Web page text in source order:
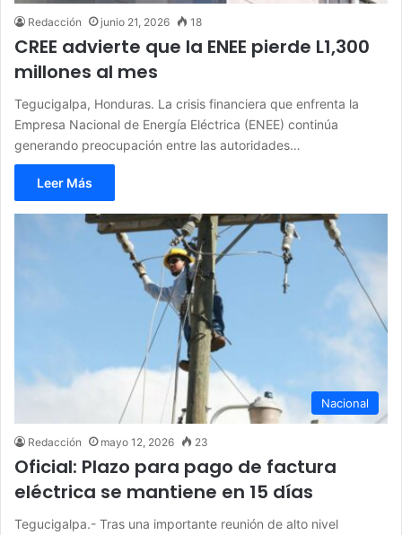
Redacción junio 21, 2026 18
CREE advierte que la ENEE pierde L1,300
millones al mes
Tegucigalpa, Honduras. La crisis financiera que enfrenta la
Empresa Nacional de Energía Eléctrica (ENEE) continúa
generando preocupación entre las autoridades…
Leer Más
Nacional
Redacción mayo 12, 2026 23
Oficial: Plazo para pago de factura
eléctrica se mantiene en 15 días
Tegucigalpa.- Tras una importante reunión de alto nivel